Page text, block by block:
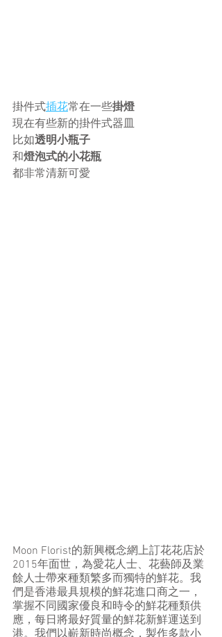
掛件式插花常在一些掛燈
現在有些新的掛件式器皿
比如透明小瓶子
和燈泡式的小花瓶
都非常清新可愛
Moon Florist的新興概念網上訂花花店於
2015年面世，為愛花人士、花藝師及業
餘人士帶來種類繁多而獨特的鮮花。我
們是香港最具規模的鮮花進口商之一，
掌握不同國家優良和時令的鮮花種類供
應，每日將最好質量的鮮花新鮮運送到
港。我們以嶄新時尚概念，製作多款小